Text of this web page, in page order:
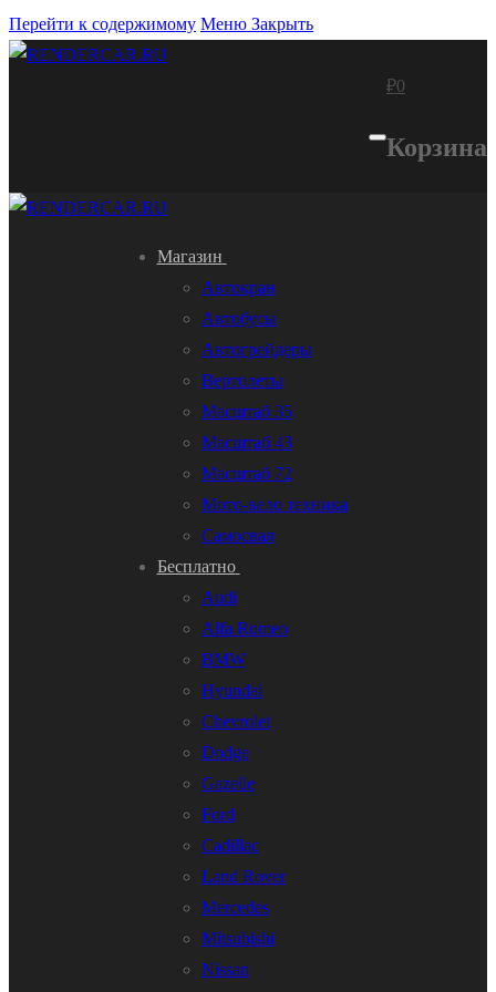
Перейти к содержимому Меню Закрыть
₽0
Корзина
Магазин
Автокран
Автобусы
Автогрейдеры
Вертолеты
Масштаб 35
Масштаб 43
Масштаб 72
Мото-вело техника
Самосвал
Бесплатно
Audi
Alfa Romeo
BMW
Hyundai
Chevrolet
Dodge
Gazelle
Ford
Cadillac
Land Rover
Mercedes
Mitsubishi
Nissan